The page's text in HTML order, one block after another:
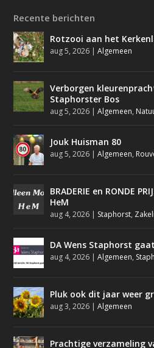
Recente berichten
Rotzooi aan het
aug 5, 2026 |Algemeen
Verborgen
Staphorster Bos
aug 5, 2026 |Algemeen,
Jouk Huisman 80
aug 5, 2026 |Algemeen,
BRADERIE en RONDE
HeM
aug 4, 2026 Staphorst,
DA Wens Staphorst
aug 4, 2026 |Algemeen,
Pluk ook dit jaar weer
aug 3, 2026 |Algemeen
Prachtige verzameling